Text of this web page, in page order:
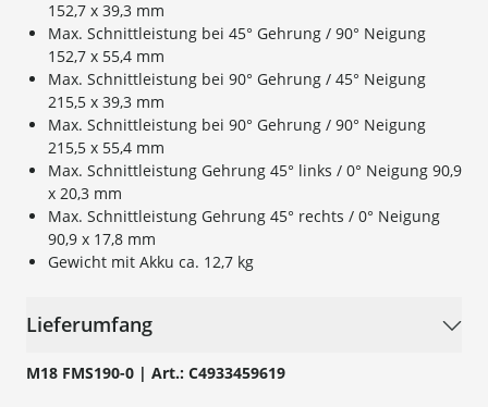
152,7 x 39,3 mm
Max. Schnittleistung bei 45° Gehrung / 90° Neigung
152,7 x 55,4 mm
Max. Schnittleistung bei 90° Gehrung / 45° Neigung
215,5 x 39,3 mm
Max. Schnittleistung bei 90° Gehrung / 90° Neigung
215,5 x 55,4 mm
Max. Schnittleistung Gehrung 45° links / 0° Neigung 90,9
x 20,3 mm
Max. Schnittleistung Gehrung 45° rechts / 0° Neigung
90,9 x 17,8 mm
Gewicht mit Akku ca. 12,7 kg
Lieferumfang
M18 FMS190-0 | Art.: C4933459619